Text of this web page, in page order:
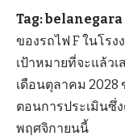
Tag:belanegara
ของรถไฟ F ในโร
เป้าหมายที่จะแล้ว
เดือนตุลาคม
ตอนการประเมินซึ่
พฤศจิกายนนี้